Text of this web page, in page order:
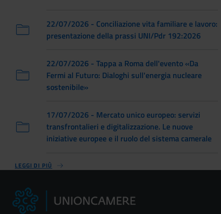
22/07/2026 - Conciliazione vita familiare e lavoro:
presentazione della prassi UNI/Pdr 192:2026
22/07/2026 - Tappa a Roma dell'evento «Da
Fermi al Futuro: Dialoghi sull'energia nucleare
sostenibile»
17/07/2026 - Mercato unico europeo: servizi
transfrontalieri e digitalizzazione. Le nuove
iniziative europee e il ruolo del sistema camerale
LEGGI DI PIÙ